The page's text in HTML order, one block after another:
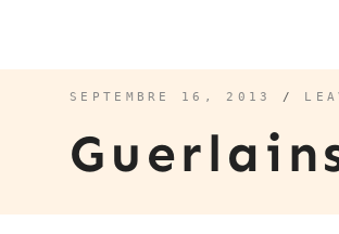
SEPTEMBRE 16, 2013 /